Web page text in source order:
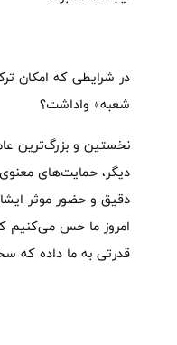
در شرایطی که امکان
شعبه» واداشت؟
نخستین و بزرگ‌ترین
دیگر، حمایت‌های
دقیق و حضور موثر
امروز ما حس می‌کنیم
قدرتی به ما داده که